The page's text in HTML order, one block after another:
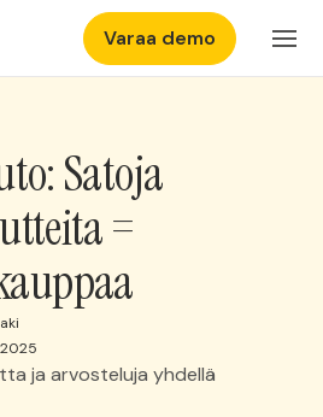
Ominaisuudet
Hinnasto
Yritys
Kokemuksia
Ota yhteyttä
FI Kirjaudu
Varaa demo
Satoja
=
ja arvosteluja yhdellä